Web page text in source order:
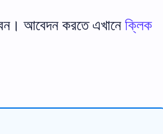
আবেদন করতে এখানে ক্লিক